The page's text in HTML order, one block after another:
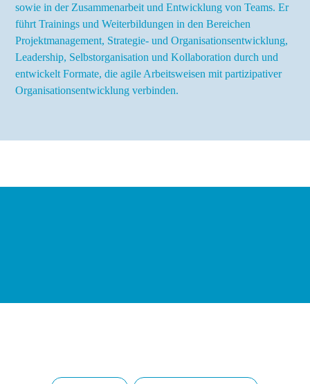
sowie in der Zusammenarbeit und Entwicklung von Teams. Er
führt Trainings und Weiterbildungen in den Bereichen
Projektmanagement, Strategie- und Organisationsentwicklung,
Leadership, Selbstorganisation und Kollaboration durch und
entwickelt Formate, die agile Arbeitsweisen mit partizipativer
Organisationsentwicklung verbinden.